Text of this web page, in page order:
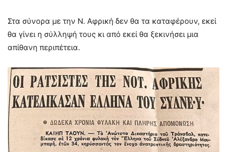
Στα σύνορα με την Ν. Αφρική δεν θα τα καταφέρουν, εκεί
θα γίνει η σύλληψή τους κι από εκεί θα ξεκινήσει μια
απίθανη περιπέτεια.